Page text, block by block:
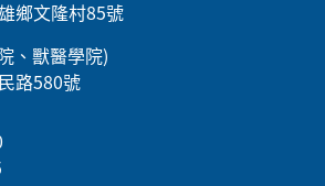
鄉文隆村85號
、獸醫學院)
路580號